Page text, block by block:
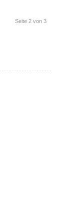
Seite 2 von 3